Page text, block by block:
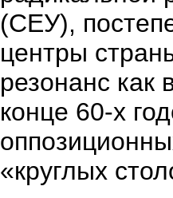
(СЕУ),
центры
резонанс как
конце 60-х
«круглых